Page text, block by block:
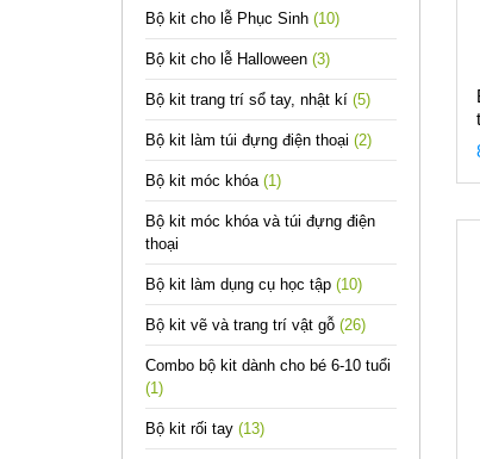
Bộ kit cho lễ Phục Sinh (10)
Bộ kit cho lễ Halloween (3)
Bộ kit trang trí sổ tay, nhật kí (5)
Bộ kit làm túi đựng điện thoại (2)
Bộ kit móc khóa (1)
Bộ kit móc khóa và túi đựng điện
thoại
Bộ kit làm dụng cụ học tập (10)
Bộ kit vẽ và trang trí vật gỗ (26)
Combo bộ kit dành cho bé 6-10 tuổi
(1)
Bộ kit rối tay (13)